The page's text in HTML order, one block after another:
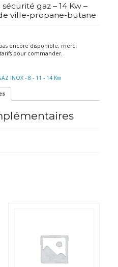
gaz – 14 Kw –
ville-propane-butane
encore disponible, merci
pour commander.
INOX - 8 - 11 - 14 Kw